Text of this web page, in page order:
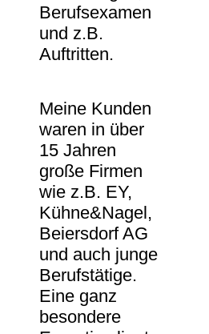
Berufsexamen
und z.B.
Auftritten.
Meine Kunden
waren in über
15 Jahren
große Firmen
wie z.B. EY,
Kühne&Nagel,
Beiersdorf AG
und auch junge
Berufstätige.
Eine ganz
besondere